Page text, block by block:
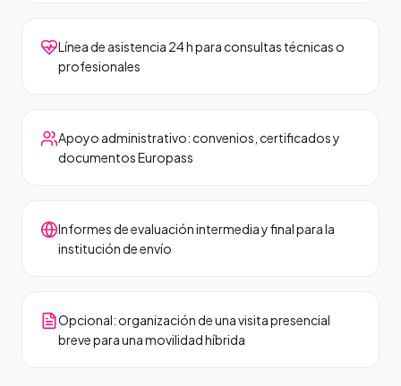
Línea de asistencia 24 h para consultas técnicas o
profesionales
Apoyo administrativo: convenios, certificados y
documentos Europass
Informes de evaluación intermedia y final para la
institución de envío
Opcional: organización de una visita presencial
breve para una movilidad híbrida